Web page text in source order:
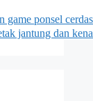
ponsel
jantung dan